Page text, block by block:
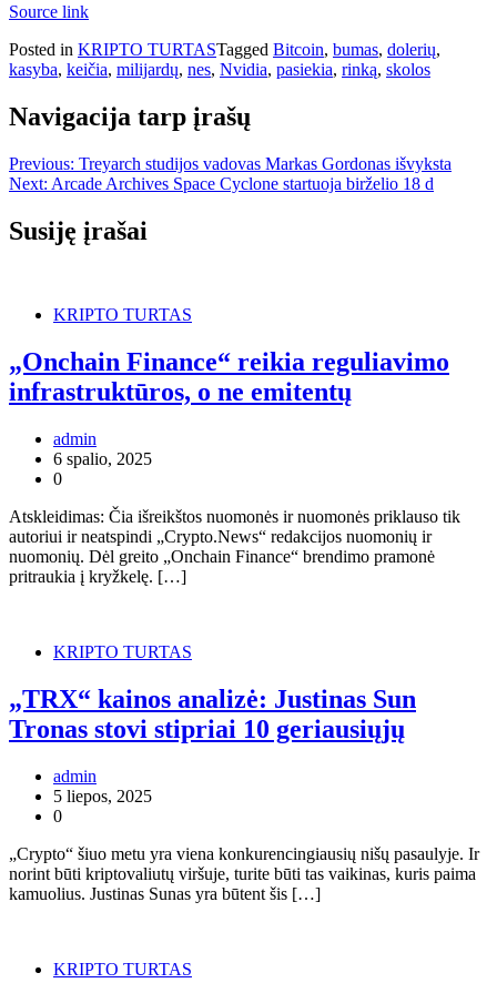
Source link
Posted in KRIPTO TURTASTagged Bitcoin, bumas, dolerių,
kasyba, keičia, milijardų, nes, Nvidia, pasiekia, rinką, skolos
Navigacija tarp įrašų
Previous: Treyarch studijos vadovas Markas Gordonas išvyksta
Next: Arcade Archives Space Cyclone startuoja birželio 18 d
Susiję įrašai
KRIPTO TURTAS
„Onchain Finance“ reikia reguliavimo
infrastruktūros, o ne emitentų
admin
6 spalio, 2025
0
Atskleidimas: Čia išreikštos nuomonės ir nuomonės priklauso tik
autoriui ir neatspindi „Crypto.News“ redakcijos nuomonių ir
nuomonių. Dėl greito „Onchain Finance“ brendimo pramonė
pritraukia į kryžkelę. […]
KRIPTO TURTAS
„TRX“ kainos analizė: Justinas Sun
Tronas stovi stipriai 10 geriausiųjų
admin
5 liepos, 2025
0
„Crypto“ šiuo metu yra viena konkurencingiausių nišų pasaulyje. Ir
norint būti kriptovaliutų viršuje, turite būti tas vaikinas, kuris paima
kamuolius. Justinas Sunas yra būtent šis […]
KRIPTO TURTAS